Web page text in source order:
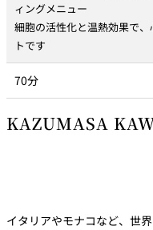
ィングメニュー
細胞の活性化と温熱効果で
トです
70分
KAZUMASA
イタリアやモナコなど、世